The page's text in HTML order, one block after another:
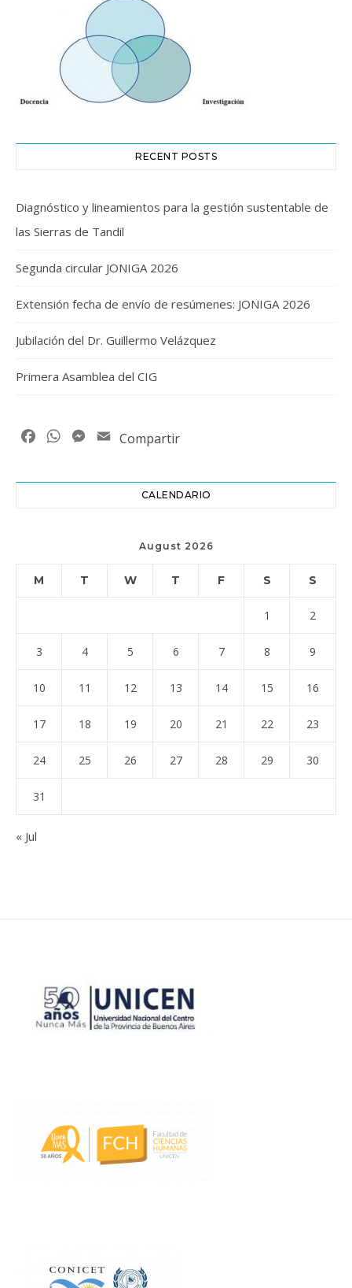
RECENT POSTS
Diagnóstico y lineamientos para la gestión sustentable de
las Sierras de Tandil
Segunda circular JONIGA 2026
Extensión fecha de envío de resúmenes: JONIGA 2026
Jubilación del Dr. Guillermo Velázquez
Primera Asamblea del CIG
FacebookWhatsAppMessenger
Email
Compartir
CALENDARIO
August 2026
M T W T F S S
1 2
3 4 5 6 7 8 9
10 11 12 13 14 15 16
17 18 19 20 21 22 23
24 25 26 27 28 29 30
31
« Jul